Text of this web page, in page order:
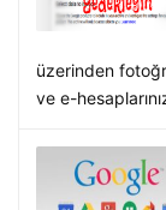
üzerinden
ve e-